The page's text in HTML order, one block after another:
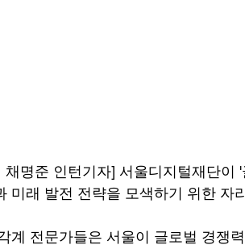
채명준 인턴기자] 서울디지털재단이
미래 발전 전략을 모색하기 위한 자
계 전문가들은 서울이 글로벌 경쟁